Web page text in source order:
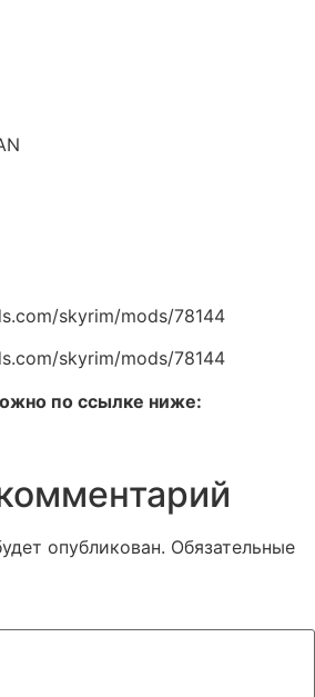
skyrim/mods/78144
skyrim/mods/78144
по ссылке ниже:
опубликован. Обязательные